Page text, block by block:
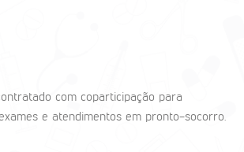
com coparticipação para
e atendimentos em pronto-socorro.